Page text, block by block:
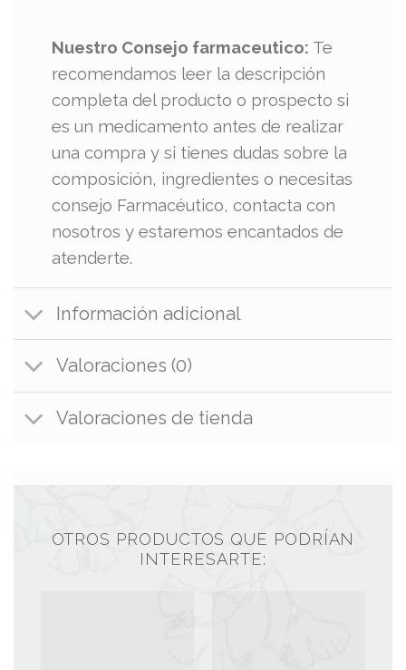
Nuestro Consejo farmaceutico: Te
recomendamos leer la descripción
completa del producto o prospecto si
es un medicamento antes de realizar
una compra y si tienes dudas sobre la
composición, ingredientes o necesitas
consejo Farmacéutico, contacta con
nosotros y estaremos encantados de
atenderte.
Información adicional
Valoraciones (0)
Valoraciones de tienda
OTROS PRODUCTOS QUE PODRÍAN
INTERESARTE: